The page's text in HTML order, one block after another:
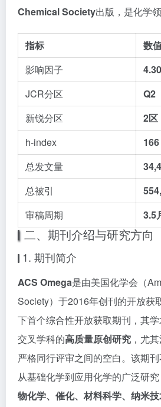
Chemical Society出版，是化学
指标
数
影响因子
4.30
JCR分区
Q2
新锐分区
2区
h-index
166
总发文量
总被引
审稿周期
3.5
二、期刊介绍与研究方向
1. 期刊简介
ACS Omega是由美国化学会（
Society）于2016年创刊的开放获
下首个综合性开放获取期刊，其
交叉学科的高质量原创研究 ，尤
严格同行评审之间的空白。该期
从基础化学到应用化学的广泛研
物化学、催化、材料科学、纳米